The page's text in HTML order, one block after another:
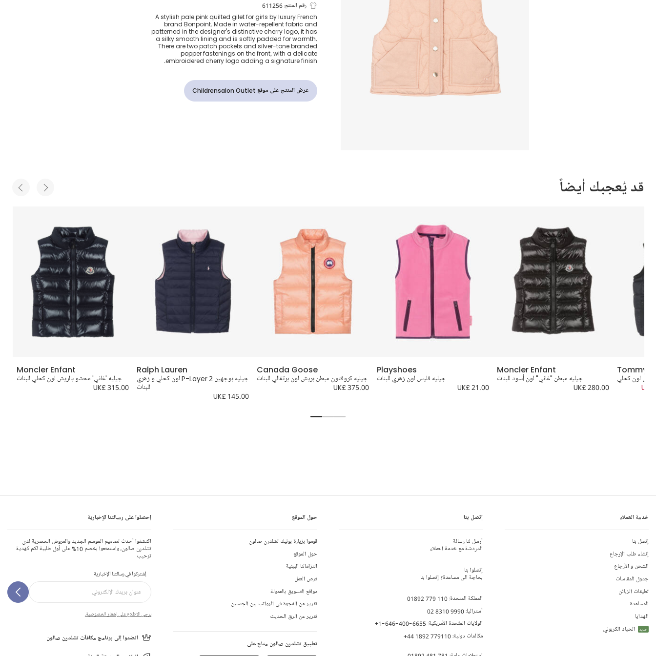
جيليه مبطن بشعار الكرز
لون زهري للبنات
رقم المنتج 611256
A stylish pale pink quilted gilet for girls by luxury French
brand Bonpoint. Made in water-repellent fabric and
patterned in the designer's distinctive cherry logo, it has
a silky smooth lining and is softly padded for warmth.
There are two patch pockets and silver-tone branded
popper fastenings on the front, with a delicate
embroidered cherry logo adding a signature finish.
عرض المنتج على موقع Childrensalon Outlet
قد يُعجبك أيضاً
Moncler Enfant
جيليه 'غاني' محشو بالريش لون كحلي للبنات
UK£ 315.00
Ralph Lauren
جيليه بوجهين P-Layer 2 لون كحلي و زهري
للبنات
UK£ 145.00
Canada Goose
جيليه كروفتون مبطن بريش لون برتقالي للبنات
UK£ 375.00
Playshoes
جيليه فليس لون زهري للبنات
UK£ 21.00
Moncler Enfant
جيليه مبطن "غاني" لون أسود للبنات
UK£ 280.00
Tommy
لون كحلي
خدمة العملاء
إتصل بنا
إنشاء طلب الإرجاع
الشحن و الأرجاع
جدول المقاسات
تعليقات الزبائن
المساعدة
الهدايا
جديد الحياد الكربوني
إتصل بنا
أرسل لنا رسالة
الدردشة مع خدمة العملاء
إتصلوا بنا
بحاجة الى مساعدة؟ إتصلوا بنا
المملكة المتحدة:01892 779 110
أستراليا:02 8310 9990
الولايات المتّحدة الأمريكية: +1-646-400-6655
مكالمات دولية:+44 1892 779110
حول الموقع
قوموا بزيارة بوتيك تشلدرن صالون
حول الموقع
التزاماتنا البيئية
فرص العمل
مواقع التسويق بالعمولة
تقرير عن الفجوة في الرواتب بين الجنسين
تقرير عن الرق الحديث
تطبيق تشلدرن صالون متاح على
إحصلوا على رسالتنا الإخبارية
اكتشفوا أحدث تصاميم الموسم الجديد والعروض الحصرية لدى
تشلدرن صالون، واستمتعوا بخصم 10% على أول طلبية لكم كهدية
ترحيب
إشتركوا في رسالتنا الإخبارية
يرجى الاطلاع على إشعار الخصوصية.
انضموا إلى برنامج مكافآت تشلدرن صالون